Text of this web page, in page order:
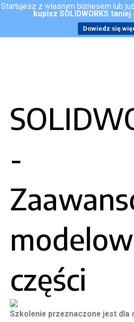
Startujesz z własnym biznesem lub
kupisz SOLIDWORKS
Dowiedz się
-
części
Szkolenie przeznaczone jest dla